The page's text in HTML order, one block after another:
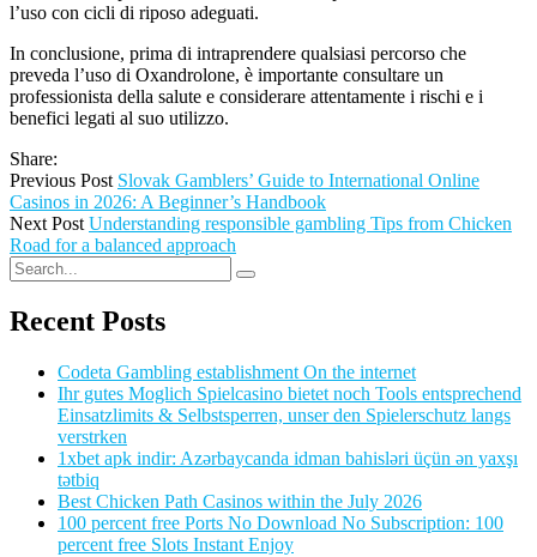
l’uso con cicli di riposo adeguati.
In conclusione, prima di intraprendere qualsiasi percorso che
preveda l’uso di Oxandrolone, è importante consultare un
professionista della salute e considerare attentamente i rischi e i
benefici legati al suo utilizzo.
Share:
Previous Post Slovak Gamblers’ Guide to International Online
Casinos in 2026: A Beginner’s Handbook
Next Post Understanding responsible gambling Tips from Chicken
Road for a balanced approach
Recent Posts
Codeta Gambling establishment On the internet
Ihr gutes Moglich Spielcasino bietet noch Tools entsprechend
Einsatzlimits & Selbstsperren, unser den Spielerschutz langs
verstrken
1xbet apk indir: Azərbaycanda idman bahisləri üçün ən yaxşı
tətbiq
Best Chicken Path Casinos within the July 2026
100 percent free Ports No Download No Subscription: 100
percent free Slots Instant Enjoy